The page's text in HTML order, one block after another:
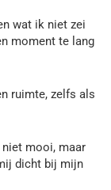
wat ik niet zei
moment te lang
ruimte, zelfs als
mooi, maar
dicht bij mijn